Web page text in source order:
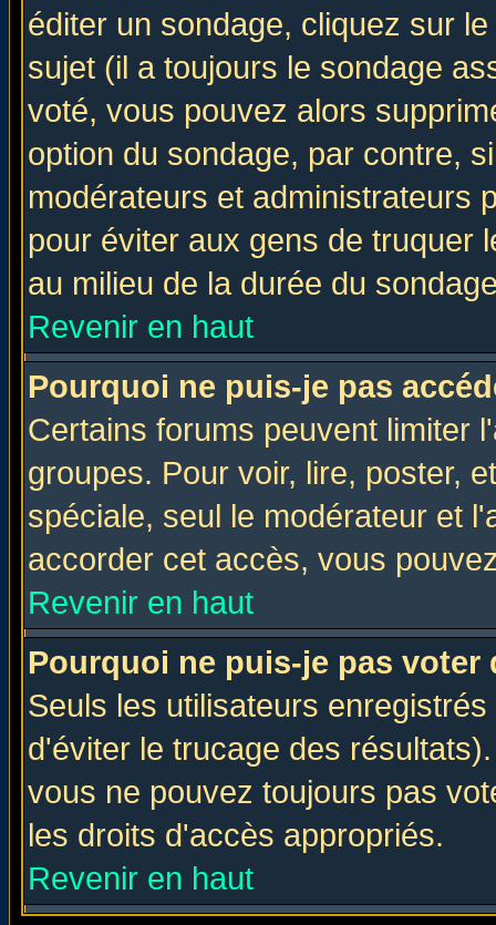
éditer un sondage, cliquez sur
sujet (il a toujours le sondage
voté, vous pouvez alors
option du sondage, par contre,
modérateurs et administrateurs
pour éviter aux gens de truquer
au milieu de la durée du
Revenir en haut
Pourquoi ne puis-je pas
Certains forums peuvent limiter
groupes. Pour voir, lire, poster,
spéciale, seul le modérateur et
accorder cet accès, vous
Revenir en haut
Pourquoi ne puis-je pas voter
Seuls les utilisateurs
d'éviter le trucage des
vous ne pouvez toujours pas
les droits d'accès appropriés.
Revenir en haut